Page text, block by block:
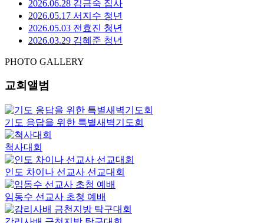
사진갤러리
말씀영상
성도의 교제
새가족등록
자주 묻는 질문
호산나교회 예배시간은 언제인가요?
호산나교회는 주일 1부 예배 오전 9시 10분, 주일 2부 예배 오
전 11시, 주일 오후예배 오후 2시 30분에 드립니다. 수요예배는
오전 10시 30분, 금요철야기도회는 오후 8시 30분이며, 새벽기
도회는 매일 오전 5시에 진행됩니다.